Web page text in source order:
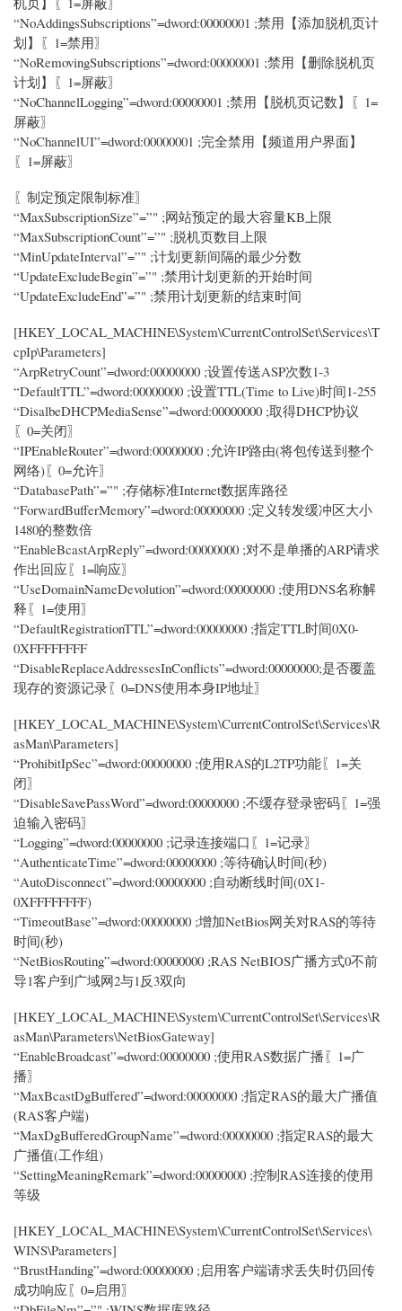
“NoAddingsSubscriptions”=dword:00000001 ;禁用【添加脱机页计
划】〖1=禁用〗
“NoRemovingSubscriptions”=dword:00000001 ;禁用【删除脱机页
计划】〖1=屏蔽〗
“NoChannelLogging”=dword:00000001 ;禁用【脱机页记数】〖1=
屏蔽〗
“NoChannelUI”=dword:00000001 ;完全禁用【频道用户界面】
〖1=屏蔽〗
〖制定预定限制标准〗
“MaxSubscriptionSize”=”" ;网站预定的最大容量KB上限
“MaxSubscriptionCount”=”" ;脱机页数目上限
“MinUpdateInterval”=”" ;计划更新间隔的最少分数
“UpdateExcludeBegin”=”" ;禁用计划更新的开始时间
“UpdateExcludeEnd”=”" ;禁用计划更新的结束时间
[HKEY_LOCAL_MACHINE\System\CurrentControlSet\Services\T
cpIp\Parameters]
“ArpRetryCount”=dword:00000000 ;设置传送ASP次数1-3
“DefaultTTL”=dword:00000000 ;设置TTL(Time to Live)时间1-255
“DisalbeDHCPMediaSense”=dword:00000000 ;取得DHCP协议
〖0=关闭〗
“IPEnableRouter”=dword:00000000 ;允许IP路由(将包传送到整个
网络)〖0=允许〗
“DatabasePath”=”" ;存储标准Internet数据库路径
“ForwardBufferMemory”=dword:00000000 ;定义转发缓冲区大小
1480的整数倍
“EnableBcastArpReply”=dword:00000000 ;对不是单播的ARP请求
作出回应〖1=响应〗
“UseDomainNameDevolution”=dword:00000000 ;使用DNS名称解
释〖1=使用〗
“DefaultRegistrationTTL”=dword:00000000 ;指定TTL时间0X0-
0XFFFFFFFF
“DisableReplaceAddressesInConflicts”=dword:00000000;是否覆盖
现存的资源记录〖0=DNS使用本身IP地址〗
[HKEY_LOCAL_MACHINE\System\CurrentControlSet\Services\R
asMan\Parameters]
“ProhibitIpSec”=dword:00000000 ;使用RAS的L2TP功能〖1=关
闭〗
“DisableSavePassWord”=dword:00000000 ;不缓存登录密码〖1=强
迫输入密码〗
“Logging”=dword:00000000 ;记录连接端口〖1=记录〗
“AuthenticateTime”=dword:00000000 ;等待确认时间(秒)
“AutoDisconnect”=dword:00000000 ;自动断线时间(0X1-
0XFFFFFFFF)
“TimeoutBase”=dword:00000000 ;增加NetBios网关对RAS的等待
时间(秒)
“NetBiosRouting”=dword:00000000 ;RAS NetBIOS广播方式0不前
导1客户到广域网2与1反3双向
[HKEY_LOCAL_MACHINE\System\CurrentControlSet\Services\R
asMan\Parameters\NetBiosGateway]
“EnableBroadcast”=dword:00000000 ;使用RAS数据广播〖1=广
播〗
“MaxBcastDgBuffered”=dword:00000000 ;指定RAS的最大广播值
(RAS客户端)
“MaxDgBufferedGroupName”=dword:00000000 ;指定RAS的最大
广播值(工作组)
“SettingMeaningRemark”=dword:00000000 ;控制RAS连接的使用
等级
[HKEY_LOCAL_MACHINE\System\CurrentControlSet\Services\
WINS\Parameters]
“BrustHanding”=dword:00000000 ;启用客户端请求丢失时仍回传
成功响应〖0=启用〗